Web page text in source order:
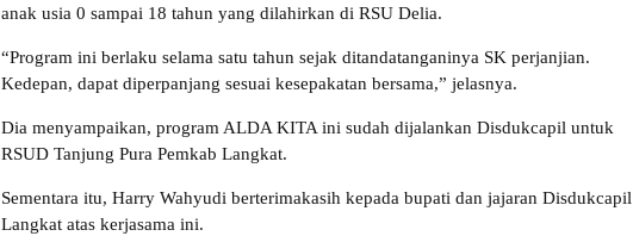
anak usia 0 sampai 18 tahun yang dilahirkan di RSU Delia.
“Program ini berlaku selama satu tahun sejak ditandatanganinya SK perjanjian.
Kedepan, dapat diperpanjang sesuai kesepakatan bersama,” jelasnya.
Dia menyampaikan, program ALDA KITA ini sudah dijalankan Disdukcapil untuk
RSUD Tanjung Pura Pemkab Langkat.
Sementara itu, Harry Wahyudi berterimakasih kepada bupati dan jajaran Disdukcapil
Langkat atas kerjasama ini.